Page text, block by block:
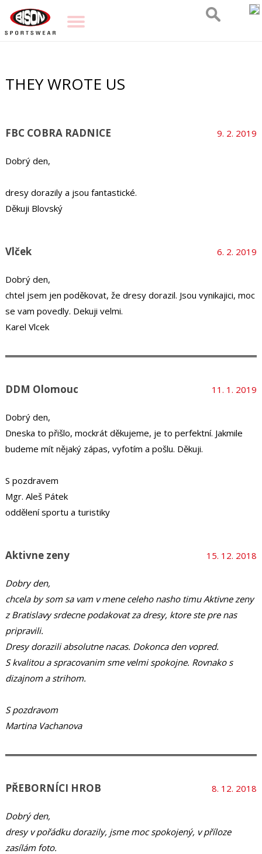
THEY WROTE US
FBC COBRA RADNICE 9. 2. 2019
Dobrý den,
dresy dorazily a jsou fantastické.
Děkuji Blovský
Vlček 6. 2. 2019
Dobrý den,
chtel jsem jen poděkovat, že dresy dorazil. Jsou vynikajici, moc
se vam povedly. Dekuji velmi.
Karel Vlcek
DDM Olomouc 11. 1. 2019
Dobrý den,
Dneska to přišlo, mockrát děkujeme, je to perfektní. Jakmile
budeme mít nějaký zápas, vyfotím a pošlu. Děkuji.
S pozdravem
Mgr. Aleš Pátek
oddělení sportu a turistiky
Aktivne zeny 15. 12. 2018
Dobry den,
chcela by som sa vam v mene celeho nasho timu Aktivne zeny
z Bratislavy srdecne podakovat za dresy, ktore ste pre nas
pripravili.
Dresy dorazili absolutne nacas. Dokonca den vopred.
S kvalitou a spracovanim sme velmi spokojne. Rovnako s
dizajnom a strihom.
S pozdravom
Martina Vachanova
PŘEBORNÍCI HROB 8. 12. 2018
Dobrý den,
dresy v pořádku dorazily, jsme moc spokojený, v příloze
zasílám foto.